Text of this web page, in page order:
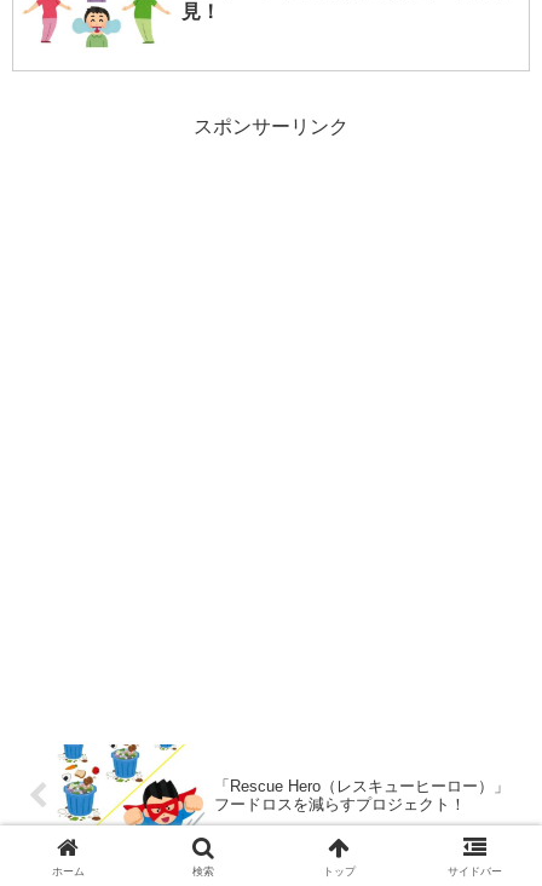
見！
スポンサーリンク
「Rescue Hero（レスキューヒーロー）」
フードロスを減らすプロジェクト！
ホーム 検索 トップ サイドバー